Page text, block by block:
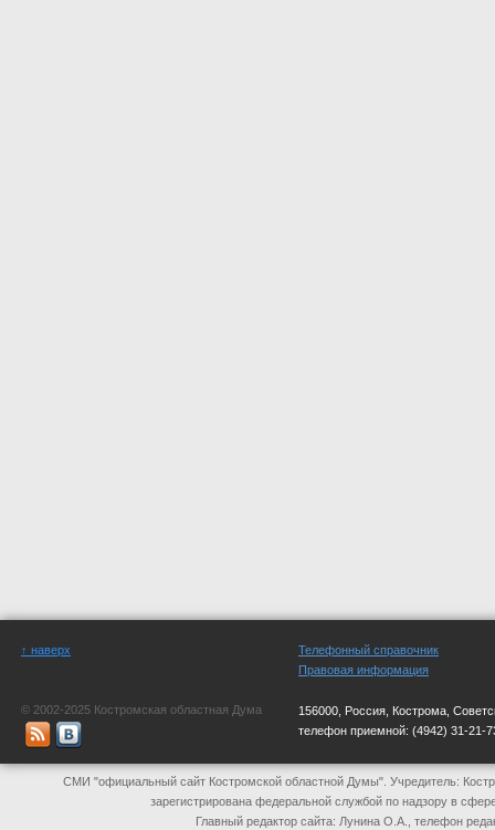
↑ наверх
© 2002-2025 Костромская областная Дума
Телефонный справочник
Правовая информация
156000, Россия, Кострома,
телефон приемной: (4942) 31-21-
СМИ "официальный сайт Костромской областной Думы". Учредитель:
зарегистрирована федеральной службой по надзору в
Главный редактор сайта: Лунина О.А., телефон